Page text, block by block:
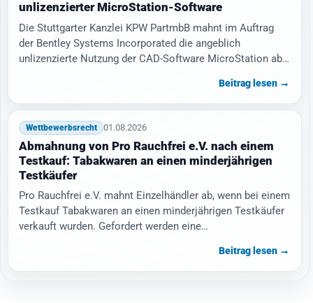
unlizenzierter MicroStation-Software
Die Stuttgarter Kanzlei KPW PartmbB mahnt im Auftrag
der Bentley Systems Incorporated die angeblich
unlizenzierte Nutzung der CAD-Software MicroStation ab.
Beitrag lesen →
Wettbewerbsrecht 01.08.2026
Abmahnung von Pro Rauchfrei e.V. nach einem
Testkauf: Tabakwaren an einen minderjährigen
Testkäufer
Pro Rauchfrei e.V. mahnt Einzelhändler ab, wenn bei einem
Testkauf Tabakwaren an einen minderjährigen Testkäufer
verkauft wurden. Gefordert werden eine…
Beitrag lesen →